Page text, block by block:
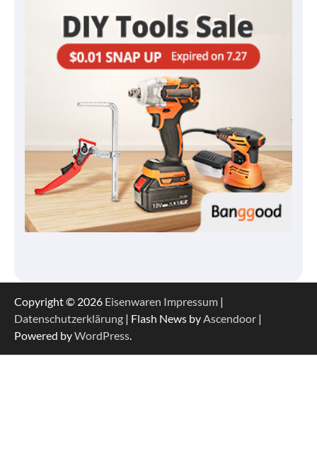
Copyright © 2026 Eisenwaren Impressum |
Datenschutzerklärung | Flash News byAscendoor |
Powered byWordPress.